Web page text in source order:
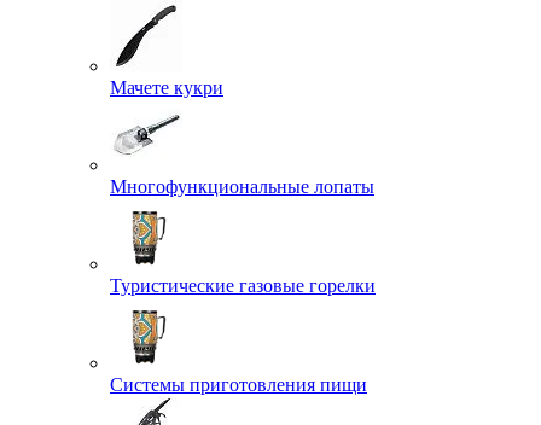
Мачете кукри
Многофункциональные лопаты
Туристические газовые горелки
Системы приготовления пищи